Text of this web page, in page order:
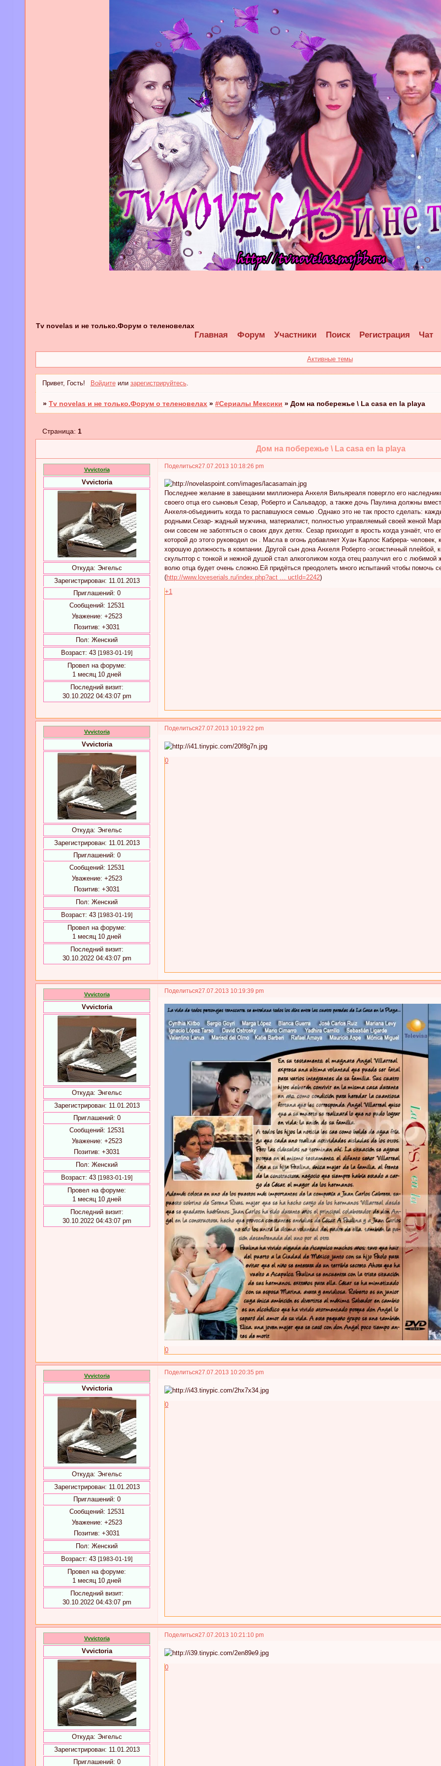
Tv novelas и не только.Форум о теленовелах
Главная Форум Участники Поиск Регистрация Чат
Активные темы
Привет, Гость! Войдитеили зарегистрируйтесь.
»Tv novelas и не только.Форум о теленовелах »#Сериалы Мексики »Дом на побережье \ La casa en la playa
Дом на побережье \ La casa en la playa
Страница:1
Поделиться27.07.2013 10:18:26 pm
Vvvictoria
Vvvictoria
Откуда: Энгельс
Зарегистрирован: 11.01.2013
Приглашений: 0
Сообщений: 12531
Уважение: +2523
Позитив: +3031
Пол: Женский
Возраст: 43 [1983-01-19]
Провел на форуме:
1 месяц 10 дней
Последний визит:
30.10.2022 04:43:07 pm
Последнее желание в завещании миллионера Анхеля Вильяреаля повергло его
своего отца его сыновья Сезар, Роберто и Сальвадор, а также дочь Паулина должны
Анхеля-объединить когда то распавшуюся семью .Однако это не так просто сделать:
родными.Сезар- жадный мужчина, материалист, полностью управляемый своей женой
они совсем не заботяться о своих двух детях. Сезар приходит в ярость когда узнаёт,
которой до этого руководил он . Масла в огонь добавляет Хуан Карлос Кабрера- человек,
хорошую должность в компании. Другой сын дона Анхеля Роберто -эгоистичный плейбой,
скульптор с тонкой и нежной душой стал алкоголиком когда отец разлучил его с
волю отца будет очень сложно.Ей придёться преодолеть много испытаний чтобы помочь
(http://www.loveserials.ru/index.php?act … uctId=2242)
+1
Поделиться27.07.2013 10:19:22 pm
Vvvictoria
Vvvictoria
Откуда: Энгельс
Зарегистрирован: 11.01.2013
Приглашений: 0
Сообщений: 12531
Уважение: +2523
Позитив: +3031
Пол: Женский
Возраст: 43 [1983-01-19]
Провел на форуме:
1 месяц 10 дней
Последний визит:
30.10.2022 04:43:07 pm
0
Поделиться27.07.2013 10:19:39 pm
Vvvictoria
Vvvictoria
Откуда: Энгельс
Зарегистрирован: 11.01.2013
Приглашений: 0
Сообщений: 12531
Уважение: +2523
Позитив: +3031
Пол: Женский
Возраст: 43 [1983-01-19]
Провел на форуме:
1 месяц 10 дней
Последний визит:
30.10.2022 04:43:07 pm
0
Поделиться27.07.2013 10:20:35 pm
Vvvictoria
Vvvictoria
Откуда: Энгельс
Зарегистрирован: 11.01.2013
Приглашений: 0
Сообщений: 12531
Уважение: +2523
Позитив: +3031
Пол: Женский
Возраст: 43 [1983-01-19]
Провел на форуме:
1 месяц 10 дней
Последний визит:
30.10.2022 04:43:07 pm
0
Поделиться27.07.2013 10:21:10 pm
Vvvictoria
Vvvictoria
Откуда: Энгельс
Зарегистрирован: 11.01.2013
Приглашений: 0
0